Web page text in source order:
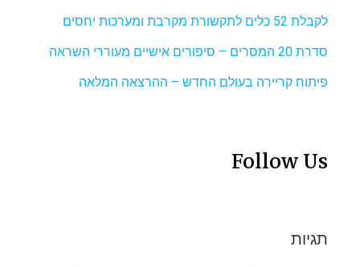
לקבלת 52 כלים לתקשורת מקרבת ומערכות יחסים
סדרת 20 המסרים – סיפורים אישיים מעוררי השראה
פיתוח קריירה בעולם החדש – ההרצאה המלאה
Follow Us
תגיות